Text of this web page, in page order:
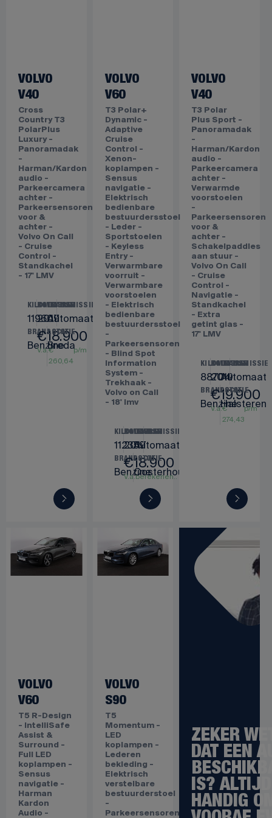
VOLVO
V40
Cross
Country T3
PolarPlus
Luxury -
Panoramadak
-
Harman/Kardon
audio -
Parkeercamera
achter -
Parkeersensoren
voor &
achter -
Volvo On Call
- Cruise
Control -
Standkachel
- 17' LMV
KILOMETERS
119607
BOUWJAAR
2019
TRANSMISSIE
Automaat
BRANDSTOF
Benzine
€18.900
V.a.€
260,64
p/m
LOCATIE
Breda
VOLVO
V60
T3 Polar+
Dynamic -
Adaptive
Cruise
Control -
Xenon-
koplampen -
Sensus
navigatie -
Elektrisch
bedienbare
bestuurdersstoel
- Leder -
Sportstoelen
- Keyless
Entry -
Verwarmbare
voorruit -
Verwarmbare
voorstoelen
- Elektrisch
bedienbare
bestuurdersstoel
-
Parkeersensoren
- Blind Spot
Information
System -
Trekhaak -
Volvo on Call
- 18' lmv
KILOMETERS
112359
BOUWJAAR
2017
TRANSMISSIE
Automaat
BRANDSTOF
Benzine
€18.900
V.a.€
260,64
p/m
LOCATIE
Oosterhout
VOLVO
V40
T3 Polar
Plus Sport -
Panoramadak
-
Harman/Kardon
audio -
Parkeercamera
achter -
Verwarmde
voorstoelen
-
Parkeersensoren
voor &
achter -
Schakelpaddles
aan stuur -
Volvo On Call
- Cruise
Control -
Navigatie -
Standkachel
- Extra
getint glas -
17' LMV
KILOMETERS
88704
BOUWJAAR
2019
TRANSMISSIE
Automaat
BRANDSTOF
Benzine
€19.900
V.a.€
274,43
p/m
LOCATIE
Halsteren
VOLVO
V60
T5 R-Design
- IntelliSafe
Assist &
Surround -
Full LED
koplampen -
Sensus
navigatie -
Harman
Kardon
VOLVO
S90
T5
Momentum -
LED
koplampen -
Lederen
bekleding -
Elektrisch
verstelbare
bestuurderstoel
-
ZEKER
DAT EEN
IS? ALTIJD